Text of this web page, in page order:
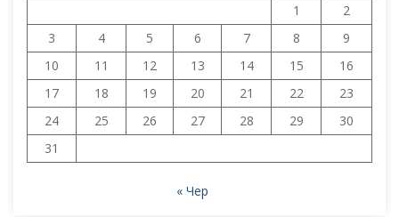
1
2
3
4 5 6 7 8
9
10
11 12 13 14 15
16
17
18 19 20 21 22
23
24
25 26 27 28 29
30
31
« Чер